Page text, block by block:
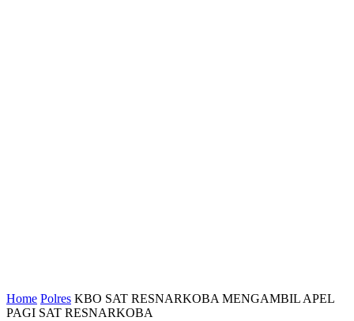
Home Polres KBO SAT RESNARKOBA MENGAMBIL APEL
PAGI SAT RESNARKOBA